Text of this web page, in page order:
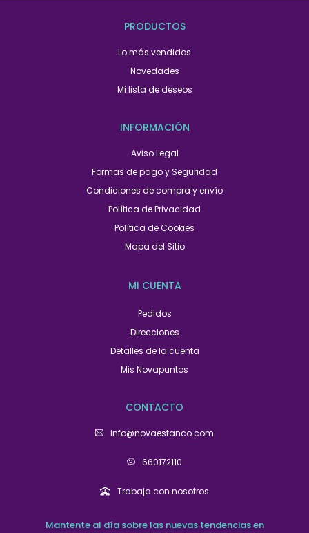
PRODUCTOS
Lo más vendidos
Novedades
Mi lista de deseos
INFORMACIÓN
Aviso Legal
Formas de pago y Seguridad
Condiciones de compra y envío
Política de Privacidad
Política de Cookies
Mapa del Sitio
MI CUENTA
Pedidos
Direcciones
Detalles de la cuenta
Mis Novapuntos
CONTACTO
info@novaestanco.com
660172110
Trabaja con nosotros
Mantente al día sobre las nuevas tendencias en